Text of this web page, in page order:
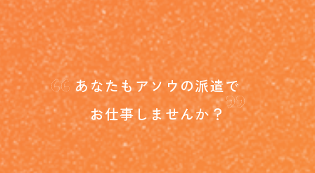
“あなたもアソウの派遣で
お仕事しませんか？ ”